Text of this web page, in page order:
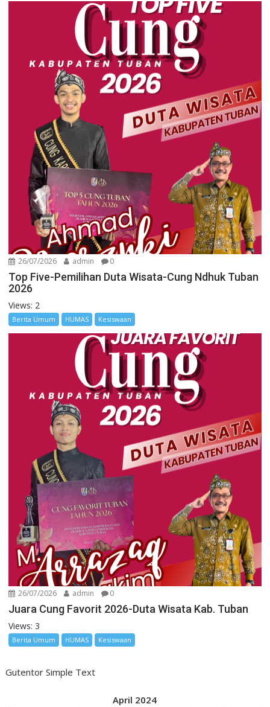
26/07/2026 admin 0
Top Five-Pemilihan Duta Wisata-Cung Ndhuk Tuban
2026
Views: 2
Berita Umum HUMAS Kesiswaan
26/07/2026 admin 0
Juara Cung Favorit 2026-Duta Wisata Kab. Tuban
Views: 3
Berita Umum HUMAS Kesiswaan
Gutentor Simple Text
April 2024